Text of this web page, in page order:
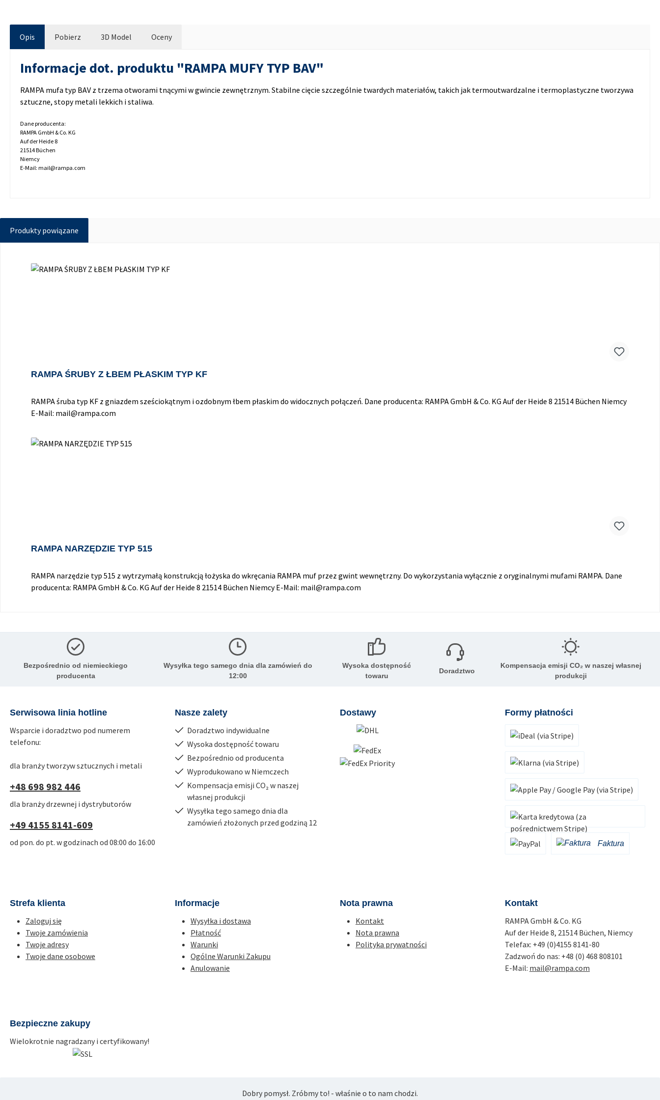
Opis Pobierz 3D Model Oceny
Informacje dot. produktu "RAMPA MUFY TYP BAV"
RAMPA mufa typ BAV z trzema otworami tnącymi w gwincie zewnętrznym. Stabilne cięcie szczególnie twardych materiałów, takich jak termoutwardzalne i termoplastyczne tworzywa
sztuczne, stopy metali lekkich i staliwa.
Dane producenta:
RAMPA GmbH & Co. KG
Auf der Heide 8
21514 Büchen
Niemcy
E-Mail: mail@rampa.com
Produkty powiązane
RAMPA ŚRUBY Z ŁBEM PŁASKIM TYP KF
RAMPA śruba typ KF z gniazdem sześciokątnym i ozdobnym łbem płaskim do widocznych połączeń. Dane producenta: RAMPA GmbH & Co. KG Auf der Heide 8 21514 Büchen Niemcy
E-Mail: mail@rampa.com
RAMPA NARZĘDZIE TYP 515
RAMPA narzędzie typ 515 z wytrzymałą konstrukcją łożyska do wkręcania RAMPA muf przez gwint wewnętrzny. Do wykorzystania wyłącznie z oryginalnymi mufami RAMPA. Dane
producenta: RAMPA GmbH & Co. KG Auf der Heide 8 21514 Büchen Niemcy E-Mail: mail@rampa.com
Bezpośrednio od niemieckiego
producenta
Wysyłka tego samego dnia dla zamówień do
12:00
Wysoka dostępność
towaru
Doradztwo
Kompensacja emisji CO₂ w naszej własnej
produkcji
Serwisowa linia hotline
Wsparcie i doradztwo pod numerem
telefonu:
dla branży tworzyw sztucznych i metali
+48 698 982 446
dla branży drzewnej i dystrybutorów
+49 4155 8141-609
od pon. do pt. w godzinach od 08:00 do 16:00
Nasze zalety
Doradztwo indywidualne
Wysoka dostępność towaru
Bezpośrednio od producenta
Wyprodukowano w Niemczech
Kompensacja emisji CO₂ w naszej
własnej produkcji
Wysyłka tego samego dnia dla
zamówień złożonych przed godziną 12
Dostawy Formy płatności
Karta kredytowa (za pośrednictwem Stripe)
Faktura
Strefa klienta
Zaloguj się
Twoje zamówienia
Twoje adresy
Twoje dane osobowe
Informacje
Wysyłka i dostawa
Płatność
Warunki
Ogólne Warunki Zakupu
Anulowanie
Nota prawna
Kontakt
Nota prawna
Polityka prywatności
Kontakt
RAMPA GmbH & Co. KG
Auf der Heide 8, 21514 Büchen, Niemcy
Telefax: +49 (0)4155 8141-80
Zadzwoń do nas: +48 (0) 468 808101
E-Mail: mail@rampa.com
Bezpieczne zakupy
Wielokrotnie nagradzany i certyfikowany!
Dobry pomysł. Zróbmy to! - właśnie o to nam chodzi.